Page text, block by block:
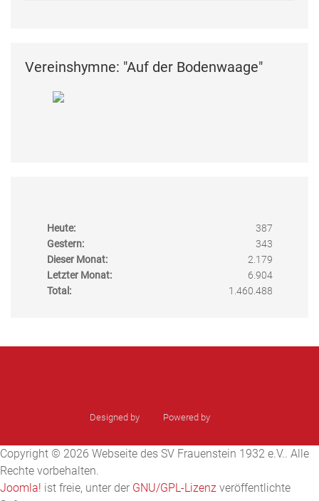
Vereinshymne: "Auf der Bodenwaage"
Heute:
387
Gestern:
343
Dieser Monat:
2.179
Letzter Monat:
6.904
Total:
1.460.488
Designed by Powered by
Copyright © 2026 Webseite des SV Frauenstein 1932 e.V.. Alle
Rechte vorbehalten.
Joomla! ist freie, unter der GNU/GPL-Lizenz veröffentlichte